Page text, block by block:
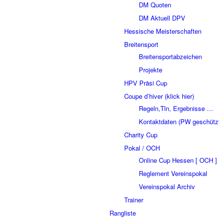
DM Quoten
DM Aktuell DPV
Hessische Meisterschaften
Breitensport
Breitensportabzeichen
Projekte
HPV Präsi Cup
Coupe d’hiver (klick hier)
Regeln,Tln, Ergebnisse …
Kontaktdaten (PW
Charity Cup
Pokal / OCH
Online Cup Hessen [ OCH ]
Reglement Vereinspokal
Vereinspokal Archiv
Trainer
Rangliste